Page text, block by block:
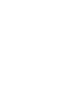
با نام گل